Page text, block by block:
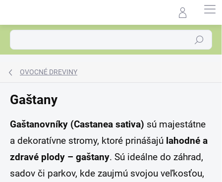
Hľadať
OVOCNÉ DREVINY
Gaštany
Gaštanovníky (Castanea sativa) sú majestátne
a dekoratívne stromy, ktoré prinášajú lahodné a
zdravé plody – gaštany. Sú ideálne do záhrad,
sadov či parkov, kde zaujmú svojou veľkosťou,
predaja